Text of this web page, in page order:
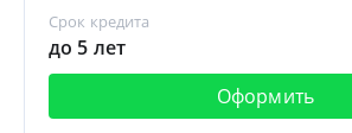
Срок кредита
до 5 лет
Оформить